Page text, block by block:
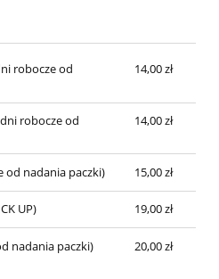
kosztów płatności
robocze od
14,00 zł
robocze od
14,00 zł
od nadania paczki) 15,00 zł
UP) 19,00 zł
nadania paczki) 20,00 zł